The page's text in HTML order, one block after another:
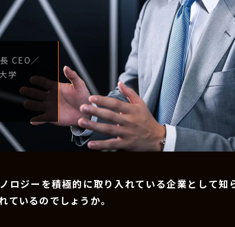
CEO／
学
ロジーを積極的に取り入れている企業として
ているのでしょうか。